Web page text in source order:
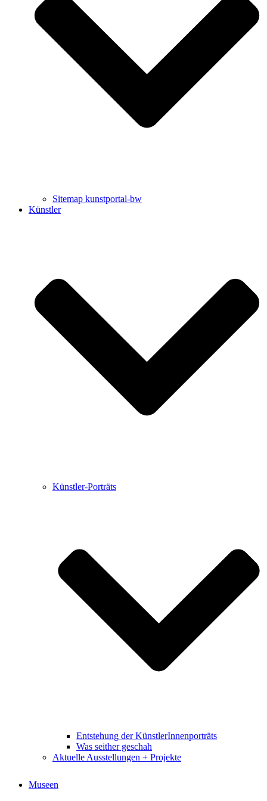
Uli Rothfuss
Harald Schwiers
Buchbesprechungen von Harald Schwiers
Haralds Streifzüge
Hörtipps von Harald Schwiers
Kunstausflüge mit Sigrid Balke
Marc Peschke – Out of The Länd
Buchtipps von Uli Rothfuss
Sitemap kunstportal-bw
Künstler
Künstler-Porträts
Entstehung der KünstlerInnenporträts
Was seither geschah
Aktuelle Ausstellungen + Projekte
Museen